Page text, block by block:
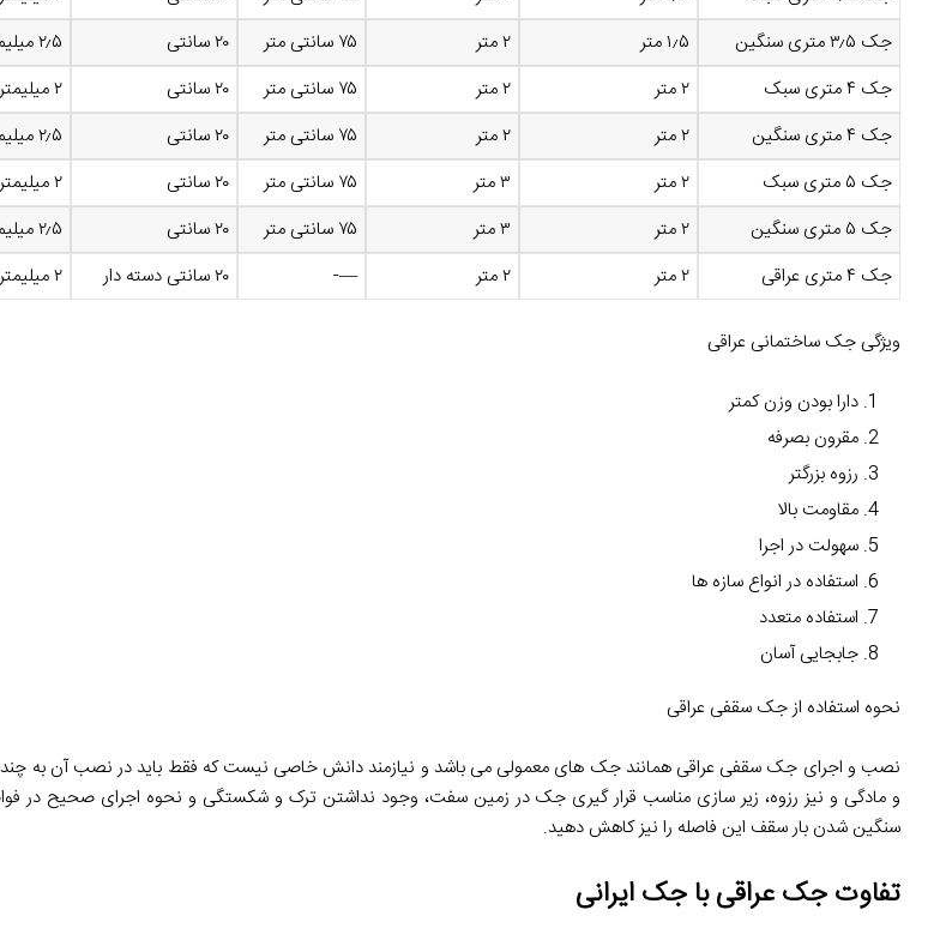
جک ۳٫۵ متری سنگین
۱٫۵ متر ۲ متر ۷۵ سانتی متر ۲۰ سانتی ۲٫۵ میلیمتر
جک ۴ متری سبک
۲ متر ۲ متر ۷۵ سانتی متر ۲۰ سانتی ۲ میلیمتر
جک ۴ متری سنگین
۲ متر ۲ متر ۷۵ سانتی متر ۲۰ سانتی ۲٫۵ میلیمتر
جک ۵ متری سبک
۲ متر ۳ متر ۷۵ سانتی متر ۲۰ سانتی ۲ میلیمتر
جک ۵ متری سنگین
۲ متر ۳ متر ۷۵ سانتی متر ۲۰ سانتی ۲٫۵ میلیمتر
جک ۴ متری عراقی
۲ متر ۲ متر —- ۲۰ سانتی دسته دار ۲ میلیمتر
ویژگی جک ساختمانی عراقی
دارا بودن وزن کمتر
مقرون بصرفه
رزوه بزرگتر
مقاومت بالا
سهولت در اجرا
استفاده در انواع سازه ها
استفاده متعدد
جابجایی آسان
نحوه استفاده از جک سقفی عراقی
نصب و اجرای جک سقفی عراقی همانند جک های معمولی می باشد و نیازمند دانش خاصی نیست که فقط باید در نصب آن به چند
سنگین شدن بار سقف این فاصله را نیز کاهش دهید.
تفاوت جک عراقی با جک ایرانی